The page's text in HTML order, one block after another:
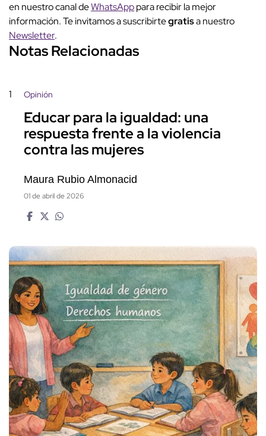
en nuestro canal deWhatsApppara recibir la mejor
información. Te invitamos a suscribirtegratisa nuestro
Newsletter.
Notas Relacionadas
1 Opinión
Educar para la igualdad: una
respuesta frente a la violencia
contra las mujeres
Maura Rubio Almonacid
01 de abril de 2026